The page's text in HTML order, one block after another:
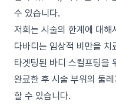
수 있습니다.
저희는 시술의 한계에 대해
다바디는 임상적 비만을
타겟팅된 바디 스컬프팅을
완료한 후 시술 부위의 둘
할 수 있습니다.